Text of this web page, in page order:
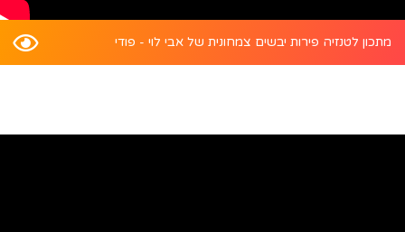
מתכון לטנזיה פירות יבשים צמחונית של אבי לוי - פודי